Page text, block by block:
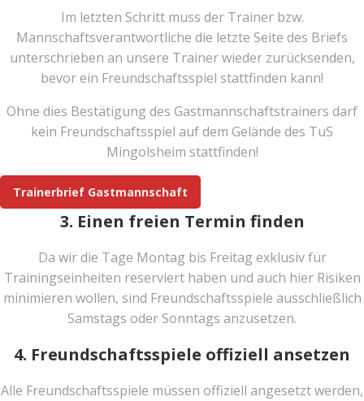
Im letzten Schritt muss der Trainer bzw.
Mannschaftsverantwortliche die letzte Seite des Briefs
unterschrieben an unsere Trainer wieder zurücksenden,
bevor ein Freundschaftsspiel stattfinden kann!
Ohne dies Bestätigung des Gastmannschaftstrainers darf
kein Freundschaftsspiel auf dem Gelände des TuS
Mingolsheim stattfinden!
Trainerbrief Gastmannschaft
3. Einen freien Termin finden
Da wir die Tage Montag bis Freitag exklusiv für
Trainingseinheiten reserviert haben und auch hier Risiken
minimieren wollen, sind Freundschaftsspiele ausschließlich
Samstags oder Sonntags anzusetzen.
4. Freundschaftsspiele offiziell ansetzen
Alle Freundschaftsspiele müssen offiziell angesetzt werden,